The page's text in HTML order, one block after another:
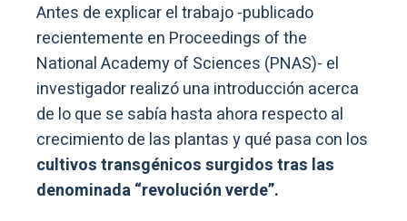
Antes de explicar el trabajo -publicado
recientemente en Proceedings of the
National Academy of Sciences (PNAS)- el
investigador realizó una introducción acerca
de lo que se sabía hasta ahora respecto al
crecimiento de las plantas y qué pasa con los
cultivos transgénicos surgidos tras las
denominada “revolución verde”.